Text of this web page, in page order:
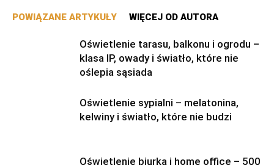
POWIĄZANE ARTYKUŁY WIĘCEJ OD AUTORA
Oświetlenie tarasu, balkonu i ogrodu –
klasa IP, owady i światło, które nie
oślepia sąsiada
Oświetlenie sypialni – melatonina,
kelwiny i światło, które nie budzi
Oświetlenie biurka i home office – 500